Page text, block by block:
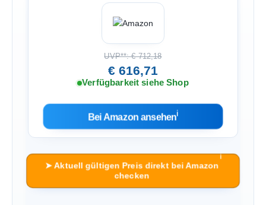
UVP**: € 712,18
€ 616,71
Verfügbarkeit siehe Shop
Bei Amazon ansehenℹ︎
➤ Aktuell gültigen Preis direkt bei Amazon
checken
ℹ︎